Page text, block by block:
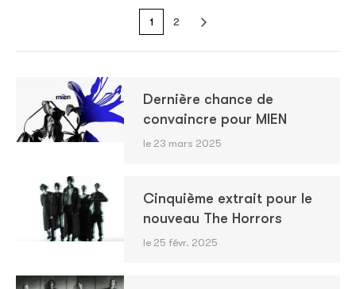
1 2
Dernière chance de
convaincre pour MIEN
le 23 mars 2025
Cinquième extrait pour le
nouveau The Horrors
le 25 févr. 2025